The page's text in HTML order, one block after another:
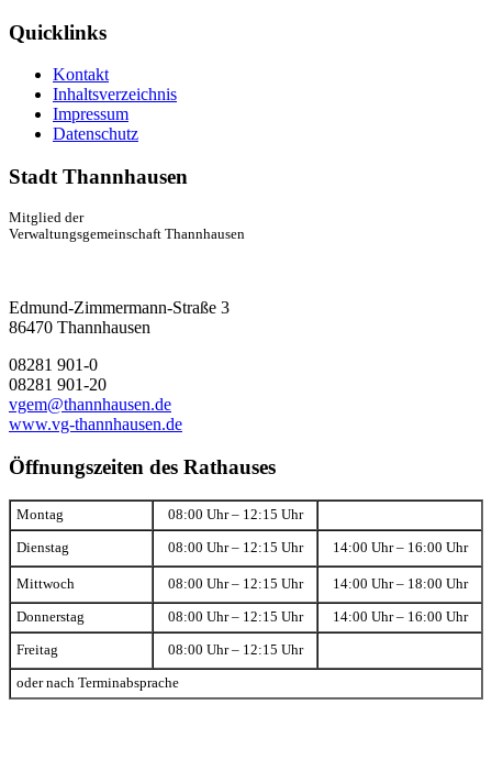
Quicklinks
Kontakt
Inhaltsverzeichnis
Impressum
Datenschutz
Stadt Thannhausen
Mitglied der
Verwaltungsgemeinschaft Thannhausen
Edmund-Zimmermann-Straße 3
86470 Thannhausen
08281 901-0
08281 901-20
vgem@thannhausen.de
www.vg-thannhausen.de
Öffnungszeiten des Rathauses
Montag 08:00 Uhr – 12:15 Uhr
Dienstag 08:00 Uhr – 12:15 Uhr 14:00 Uhr – 16:00 Uhr
Mittwoch 08:00 Uhr – 12:15 Uhr 14:00 Uhr – 18:00 Uhr
Donnerstag 08:00 Uhr – 12:15 Uhr 14:00 Uhr – 16:00 Uhr
Freitag 08:00 Uhr – 12:15 Uhr
oder nach Terminabsprache